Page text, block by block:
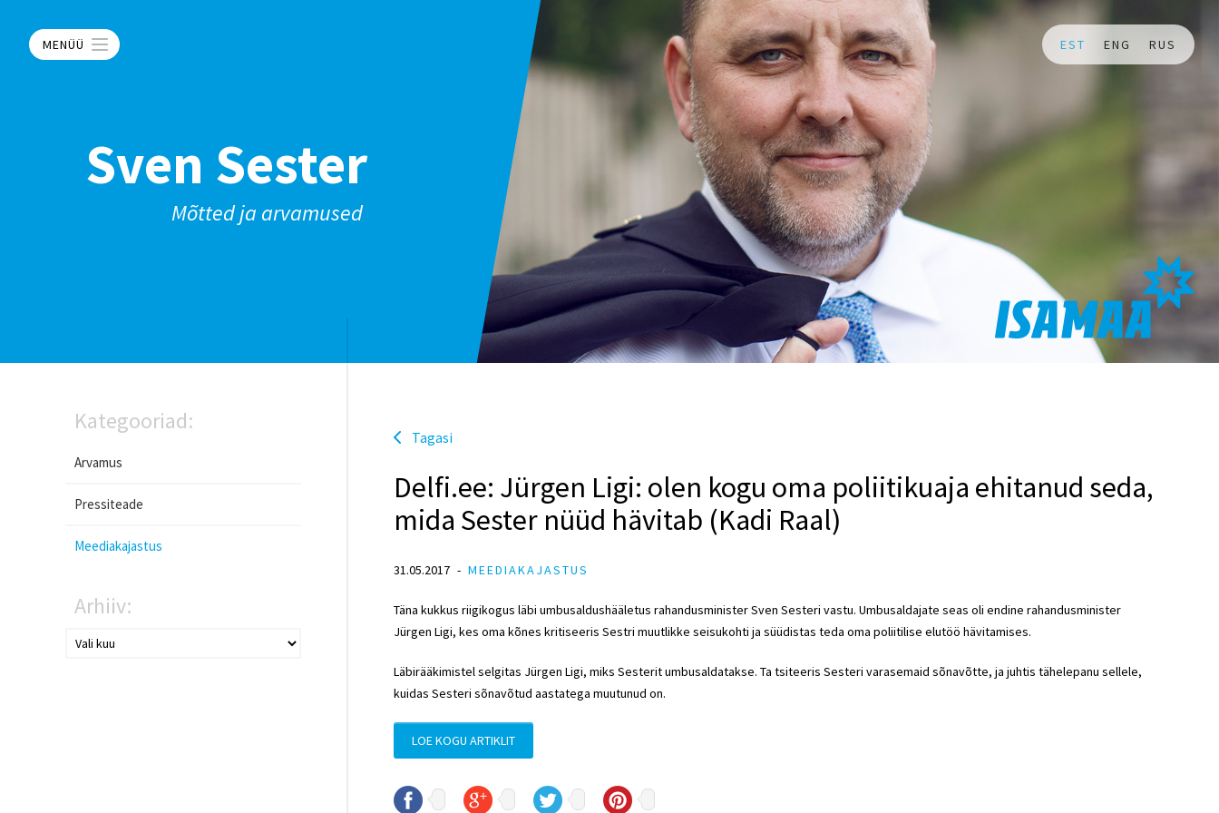
MENÜÜ EST ENG RUS
Sven Sester
Mõtted ja arvamused
Kategooriad:
Arvamus
Pressiteade
Meediakajastus
Arhiiv:
Tagasi
Delfi.ee: Jürgen Ligi: olen kogu oma poliitikuaja ehitanud seda,
mida Sester nüüd hävitab (Kadi Raal)
31.05.2017 MEEDIAKAJASTUS
Täna kukkus riigikogus läbi umbusaldushääletus rahandusminister Sven Sesteri vastu. Umbusaldajate seas oli endine rahandusminister
Jürgen Ligi, kes oma kõnes kritiseeris Sestri muutlikke seisukohti ja süüdistas teda oma poliitilise elutöö hävitamises.
Läbirääkimistel selgitas Jürgen Ligi, miks Sesterit umbusaldatakse. Ta tsiteeris Sesteri varasemaid sõnavõtte, ja juhtis tähelepanu sellele,
kuidas Sesteri sõnavõtud aastatega muutunud on.
LOE KOGU ARTIKLIT